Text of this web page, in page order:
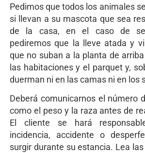
Pedimos que todos los animales
si llevan a su mascota que sea
de la casa, en el caso de
pediremos que la lleve atada y
que no suban a la planta de
las habitaciones y el parquet y,
duerman ni en las camas ni en los
Deberá comunicarnos el número
como el peso y la raza antes de
El cliente se hará
incidencia, accidente o
surgir durante su estancia. Lea